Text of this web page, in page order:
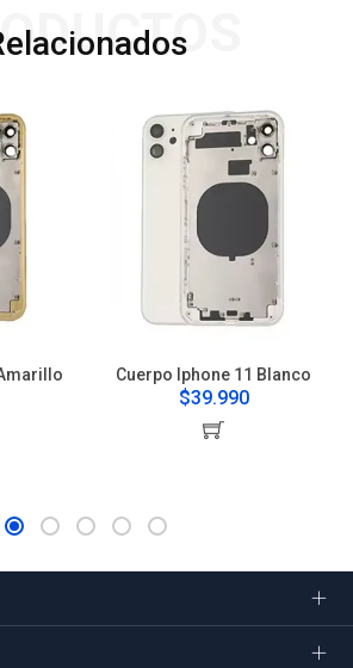
Cuerpo Iphone 11 Blanco
$39.990